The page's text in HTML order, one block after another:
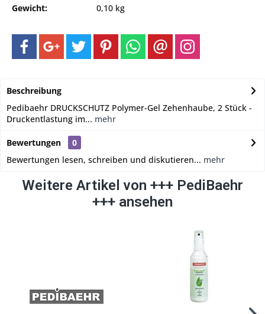
Gewicht:
0,10 kg
Beschreibung
Pedibaehr DRUCKSCHUTZ Polymer-Gel Zehenhaube, 2 Stück -
Druckentlastung im... mehr
Bewertungen
0
Bewertungen lesen, schreiben und diskutieren... mehr
Weitere Artikel von +++ PediBaehr
+++ ansehen